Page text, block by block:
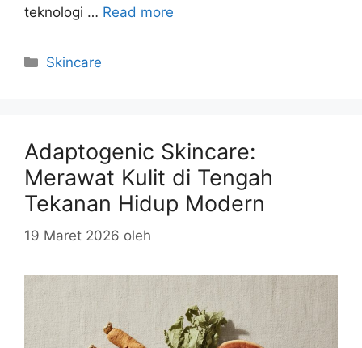
teknologi … Read more
Kategori
Skincare
Adaptogenic Skincare:
Merawat Kulit di Tengah
Tekanan Hidup Modern
19 Maret 2026 oleh